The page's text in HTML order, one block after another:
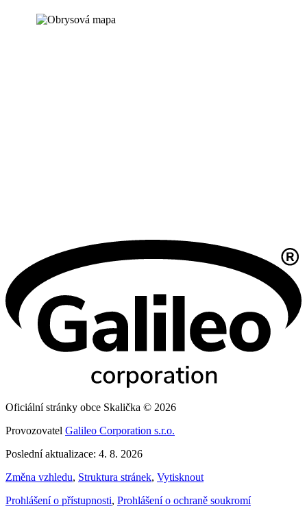
Oficiální stránky obce Skalička © 2026
Provozovatel Galileo Corporation s.r.o.
Poslední aktualizace: 4. 8. 2026
Změna vzhledu, Struktura stránek, Vytisknout
Prohlášení o přístupnosti, Prohlášení o ochraně soukromí